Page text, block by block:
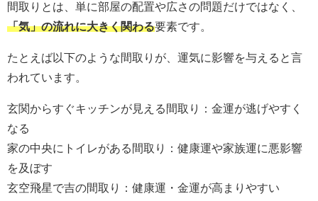
間取りとは、単に部屋の配置や広さの問題だけではなく、
「気」の流れに大きく関わる要素です。
たとえば以下のような間取りが、運気に影響を与えると言
われています。
玄関からすぐキッチンが見える間取り：金運が逃げやすく
なる
家の中央にトイレがある間取り：健康運や家族運に悪影響
を及ぼす
玄空飛星で吉の間取り：健康運・金運が高まりやすい